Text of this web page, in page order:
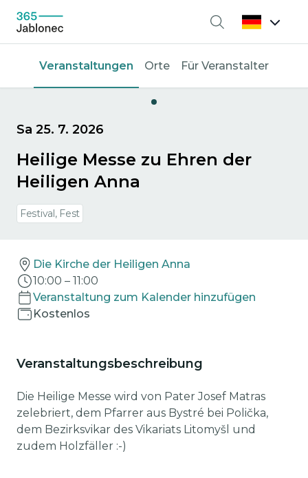
Suche
Veranstaltungen Orte Für Veranstalter
Sa 25. 7. 2026
Heilige Messe zu Ehren der
Heiligen Anna
Festival, Fest
Die Kirche der Heiligen Anna
10:00 – 11:00
Veranstaltung zum Kalender hinzufügen
Kostenlos
Veranstaltungsbeschreibung
Die Heilige Messe wird von Pater Josef Matras
zelebriert, dem Pfarrer aus Bystré bei Polička,
dem Bezirksvikar des Vikariats Litomyšl und
zudem Holzfäller :-)